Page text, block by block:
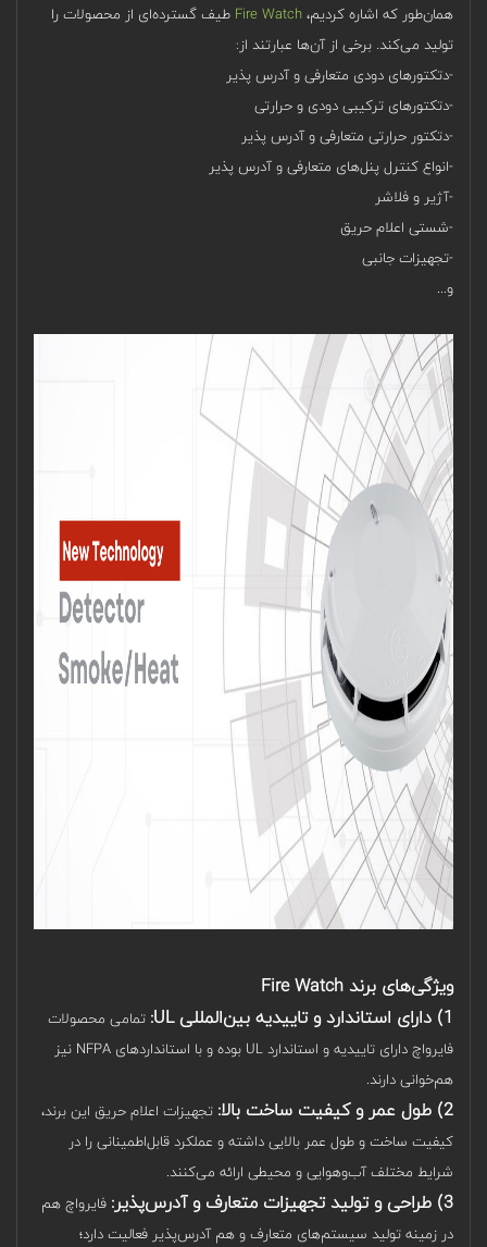
همان‌طور که اشاره کردیم،Fire Watch طیف گسترده‌ای از محصولات را
تولید می‌کند. برخی از آن‌ها عبارتند از:
-دتکتورهای دودی متعارفی و آدرس پذیر
-دتکتورهای ترکیبی دودی و حرارتی
-دتکتور حرارتی متعارفی و آدرس پذیر
-انواع کنترل پنل‌های متعارفی و آدرس پذیر
-آژیر و فلاشر
-شستی اعلام حریق
-تجهیزات جانبی
و...
ویژگی‌های برند Fire Watch
1) دارای استاندارد و تاییدیه بین‌المللی UL:
تمامی محصولات
فایرواچ دارای تاییدیه و استاندارد UL بوده و با استانداردهای NFPA نیز
هم‌خوانی دارند.
2) طول عمر و کیفیت ساخت بالا:
تجهیزات اعلام حریق این برند،
کیفیت ساخت و طول عمر بالایی داشته و عملکرد قابل‌اطمینانی را در
شرایط مختلف آب‌وهوایی و محیطی ارائه می‌کنند.
3) طراحی و تولید تجهیزات متعارف و آدرس‌پذیر:
فایرواچ هم
در زمینه تولید سیستم‌های متعارف و هم آدرس‌پذیر فعالیت دارد؛